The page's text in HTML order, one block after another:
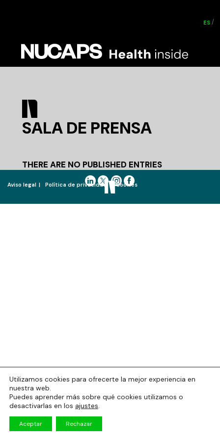
ES
SALA DE PRENSA
THERE ARE NO PUBLISHED ENTRIES
Aviso legal Política de privacidad Cookies
Utilizamos cookies para ofrecerte la mejor experiencia en
nuestra web.
Puedes aprender más sobre qué cookies utilizamos o
desactivarlas en los ajustes.
Aceptar Rechazar